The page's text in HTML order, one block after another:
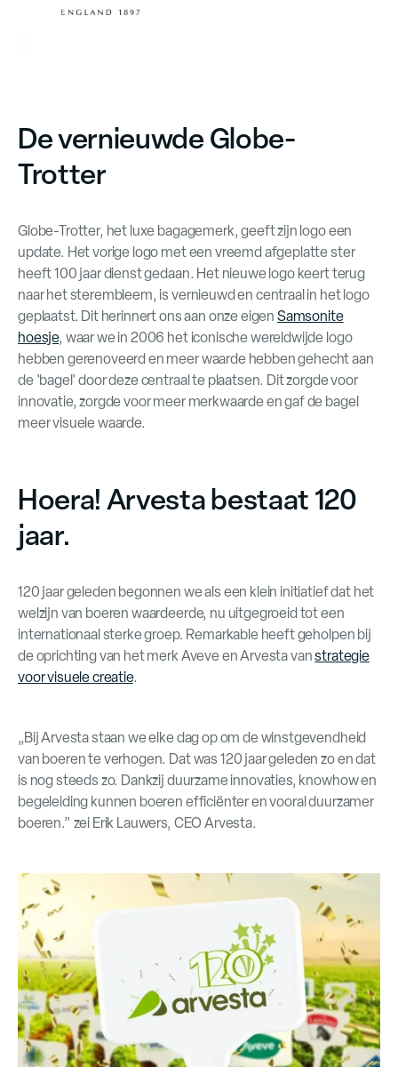
De vernieuwde Globe-
Trotter
Globe-Trotter, het luxe bagagemerk, geeft zijn logo een
update. Het vorige logo met een vreemd afgeplatte ster
heeft 100 jaar dienst gedaan. Het nieuwe logo keert terug
naar het sterembleem, is vernieuwd en centraal in het logo
geplaatst. Dit herinnert ons aan onze eigenSamsonite
hoesje, waar we in 2006 het iconische wereldwijde logo
hebben gerenoveerd en meer waarde hebben gehecht aan
de 'bagel' door deze centraal te plaatsen. Dit zorgde voor
innovatie, zorgde voor meer merkwaarde en gaf de bagel
meer visuele waarde.
Hoera! Arvesta bestaat 120
jaar.
120 jaar geleden begonnen we als een klein initiatief dat het
welzijn van boeren waardeerde, nu uitgegroeid tot een
internationaal sterke groep. Remarkable heeft geholpen bij
de oprichting van het merk Aveve en Arvesta vanstrategie
voor visuele creatie.
„Bij Arvesta staan we elke dag op om de winstgevendheid
van boeren te verhogen. Dat was 120 jaar geleden zo en dat
is nog steeds zo. Dankzij duurzame innovaties, knowhow en
begeleiding kunnen boeren efficiënter en vooral duurzamer
boeren.” zei Erik Lauwers, CEO Arvesta.